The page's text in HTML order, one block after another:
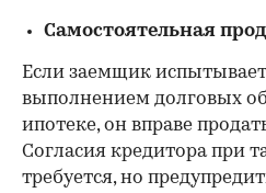
Самостоятельная
Если заемщик
выполнением долговых
ипотеке, он вправе
Согласия кредитора при
требуется, но